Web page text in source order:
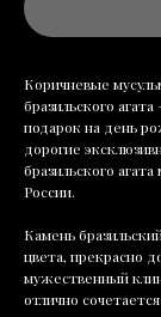
Коричневые
бразильского
подарок на день
дорогие
бразильского
России.
Камень
цвета, прекрасно
мужественный
отлично